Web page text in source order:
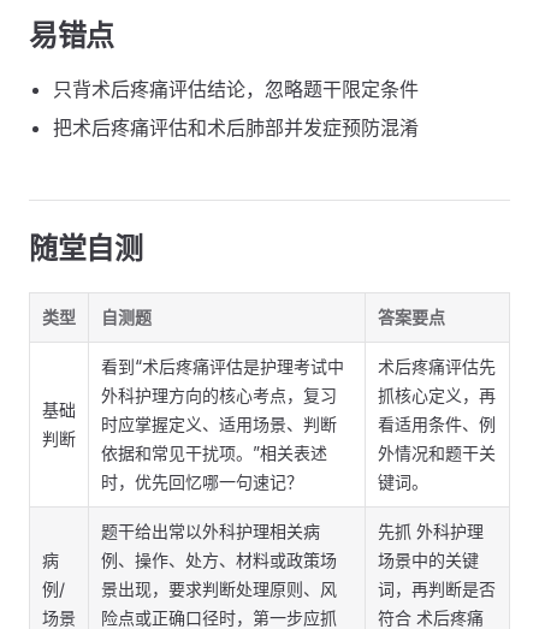
易错点
只背术后疼痛评估结论，忽略题干限定条件
把术后疼痛评估和术后肺部并发症预防混淆
随堂自测
类型 自测题 答案要点
基础
判断
看到“术后疼痛评估是护理考试中
外科护理方向的核心考点，复习
时应掌握定义、适用场景、判断
依据和常见干扰项。”相关表述
时，优先回忆哪一句速记？
术后疼痛评估先
抓核心定义，再
看适用条件、例
外情况和题干关
键词。
病
例/
场景
题干给出常以外科护理相关病
例、操作、处方、材料或政策场
景出现，要求判断处理原则、风
险点或正确口径时，第一步应抓
先抓 外科护理
场景中的关键
词，再判断是否
符合 术后疼痛